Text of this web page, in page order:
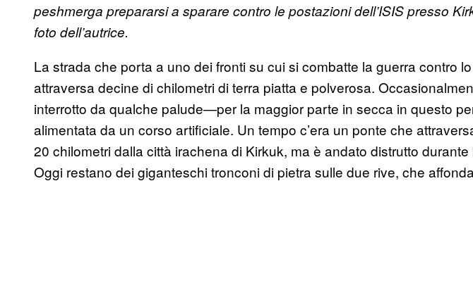
peshmerga prepararsi a sparare contro le postazioni dell’ISIS presso
foto dell’autrice.
La strada che porta a uno dei fronti su cui si combatte la guerra contro
attraversa decine di chilometri di terra piatta e polverosa.
interrotto da qualche palude—per la maggior parte in secca in questo
alimentata da un corso artificiale. Un tempo c’era un ponte che
20 chilometri dalla città irachena di Kirkuk, ma è andato distrutto
Oggi restano dei giganteschi tronconi di pietra sulle due rive, che